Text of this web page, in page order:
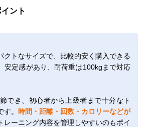
ント
クトなサイズで、比較的安く購入できる
安定感があり、耐荷重は100kgまで対応
でき、初心者から上級者まで十分なト
。 時間・距離・回数・カロリーなどが
レーニング内容を管理しやすいのもポイ